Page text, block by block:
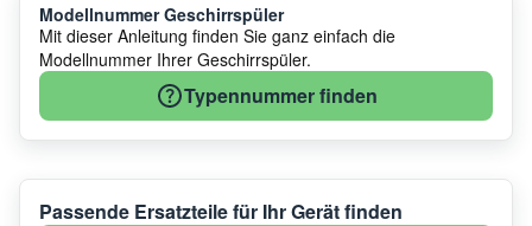
Modellnummer Geschirrspüler
Mit dieser Anleitung finden Sie ganz einfach die
Modellnummer Ihrer Geschirrspüler.
Typennummer finden
Passende Ersatzteile für Ihr Gerät finden